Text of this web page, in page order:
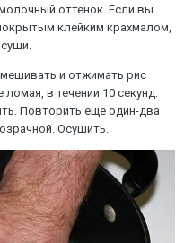
оттенок. Если вы
клейким крахмалом,
и отжимать рис
ломая, в течении 10 секунд.
Повторить еще один-два
Осушить.